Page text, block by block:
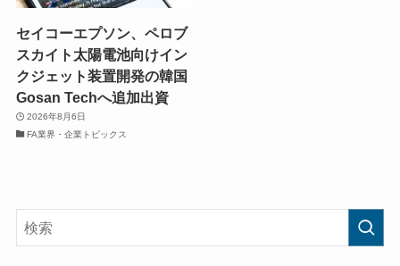
セイコーエプソン、ペロブ
スカイト太陽電池向けイン
クジェット装置開発の韓国
Gosan Techへ追加出資
2026年8月6日
FA業界・企業トピックス